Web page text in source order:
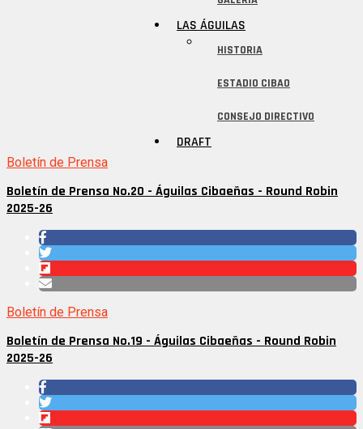
LAS ÁGUILAS
HISTORIA
ESTADIO CIBAO
CONSEJO DIRECTIVO
DRAFT
Boletín de Prensa
Boletín de Prensa No.20 - Águilas Cibaeñas - Round Robin
2025-26
Boletín de Prensa
Boletín de Prensa No.19 - Águilas Cibaeñas - Round Robin
2025-26